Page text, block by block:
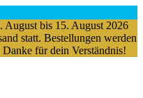
August bis 15. August 2026
statt. Bestellungen werden
für dein Verständnis!